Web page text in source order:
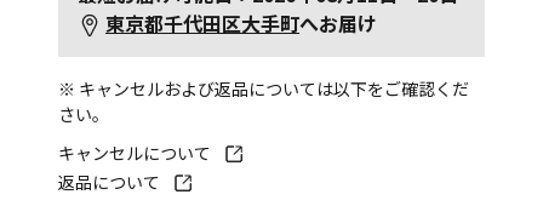
東京都千代田区大手町へお届け
※ キャンセルおよび返品については以下をご確認くだ
さい。
キャンセルについて
返品について